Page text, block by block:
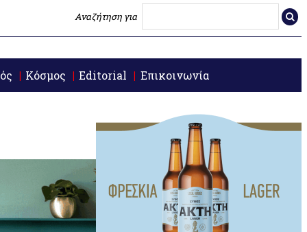
Αναζήτηση για
Κόσμος Editorial Επικοινωνία